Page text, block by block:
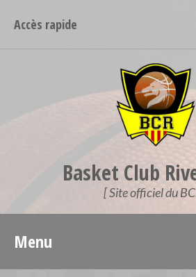
Accès rapide
Basket Club
[ Site officiel du
Menu